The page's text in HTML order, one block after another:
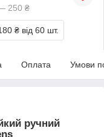
250 ₴
₴ від 60 шт.
Оплата Умови
ручний